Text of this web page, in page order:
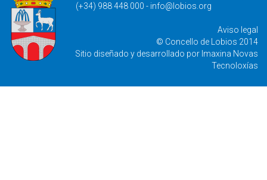
(+34) 988 448 000 - info@lobios.org
Aviso legal
© Concello de Lobios 2014
Sitio diseñado y desarrollado por Imaxina Novas
Tecnoloxías